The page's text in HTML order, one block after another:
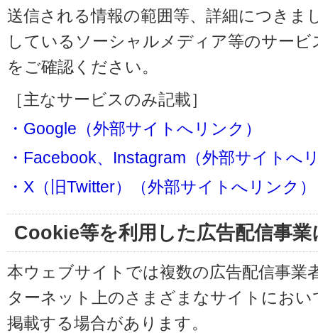
送信される情報の範囲等、詳細につきま
しているソーシャルメディア等のサー
をご確認ください。
［主なサービスのみ記載］
・Google（外部サイトへリンク）
・Facebook、Instagram（外部サイトへ
・X（旧Twitter）（外部サイトへリンク）
Cookie等を利用した広告配信事
本ウェブサイトでは複数の広告配信事業
ターネット上のさまざまなサイトにお
掲載する場合があります。